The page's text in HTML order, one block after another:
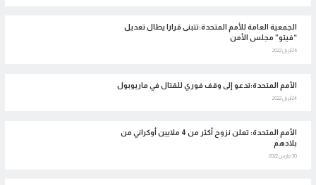
الجمعية العامة للأمم المتحدة:تتبنى قرارا يطال تعديل
“فيتو” مجلس الأمن
26 أبريل 2022
الأمم المتحدة:تدعو إلى وقف فوري للقتال في ماريوبول
24 أبريل 2022
الأمم المتحدة: تعلن نزوح أكثر من 4 ملايين أوكراني من
بلادهم
30 مارس 2022